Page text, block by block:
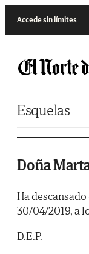
Accede sin límites
Esquelas
Doña
Ha descansado
30/04/2019, a
D.E.P.